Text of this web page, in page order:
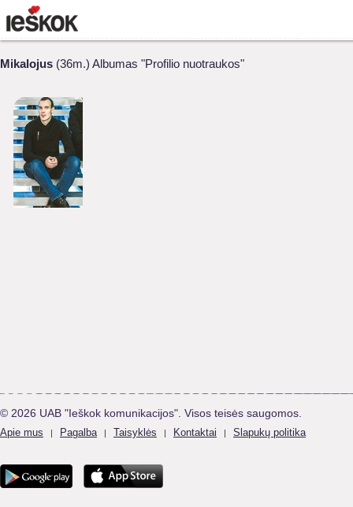
Mikalojus (36m.) Albumas "Profilio nuotraukos"
© 2026 UAB "Ieškok komunikacijos". Visos teisės saugomos.
Apie mus | Pagalba | Taisyklės | Kontaktai | Slapukų politika